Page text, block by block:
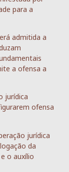
para a
admitida a
a ofensa a
jurídica
ofensa
jurídica
da
o auxílio